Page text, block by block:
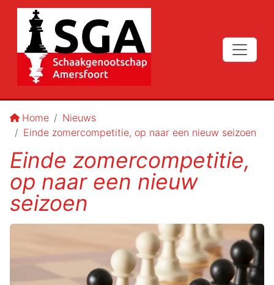
Home
Nieuws
Einde zomercompetitie, op naar een nieuw seizoen
Einde zomercompetitie,
op naar een nieuw
seizoen